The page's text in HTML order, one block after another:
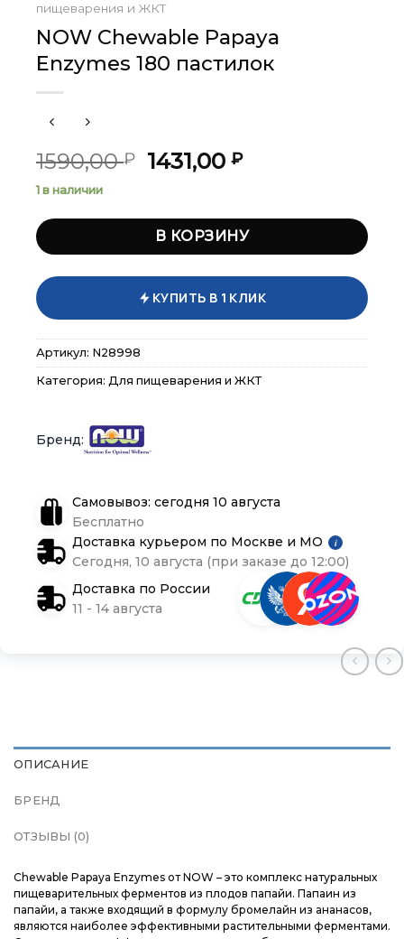
пищеварения и ЖКТ
NOW Chewable Papaya
Enzymes 180 пастилок
1590,00₽
Первоначальная
1590,00 ₽.
1431,00₽Текущая
1 в наличии
В КОРЗИНУ
КУПИТЬ В 1 КЛИК
Артикул: N28998
Категория: Для пищеварения и ЖКТ
Самовывоз: сегодня 10 августа
Бесплатно
Доставка курьером по Москве и МО
i
Сегодня, 10 августа (при заказе до 12:00)
Доставка по России
11 - 14 августа
ОПИСАНИЕ
БРЕНД
ОТЗЫВЫ (0)
Chewable Papaya Enzymes от NOW – это комплекс натуральных
пищеварительных ферментов из плодов папайи. Папаин из
папайи, а также входящий в формулу бромелайн из ананасов,
являются наиболее эффективными растительными ферментами.
Меню ×
Каталог
Бренды
Магазины
Меню ×
Каталог
Бренды
Магазины
Меню ×
Каталог
Бренды
Магазины